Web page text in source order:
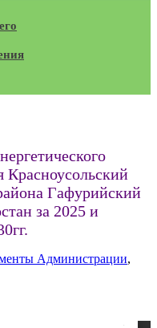
Красноусольский
Гафурийский
за 2025 и
Администрации,